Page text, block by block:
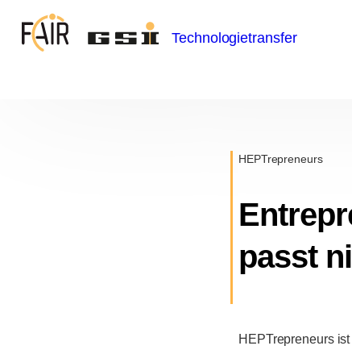
passt
HEPTrepreneurs
HEPTrepreneurs
Technologietransfer